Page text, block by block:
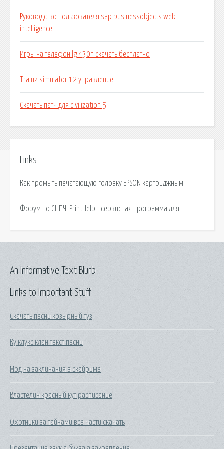
Руководство пользователя sap businessobjects web
intelligence
Игры на телефон lg 430n скачать бесплатно
Trainz simulator 12 управление
Скачать патч для civilization 5
Links
Как промыть печатающую головку EPSON картриджным.
Форум по СНПЧ: PrintHelp - сервисная программа для.
Links to Important Stuff
Скачать песни козырный туз
Ку клукс клан текст песни
Мод на заклинания в скайриме
Властелин красный кут расписание
Охотники за тайнами все части скачать
An Informative Text Blurb